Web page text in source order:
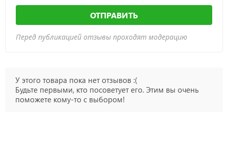
ОТПРАВИТЬ
Перед публикацией отзывы проходят модерацию
У этого товара пока нет отзывов :(
Будьте первыми, кто посоветует его. Этим вы очень
поможете кому-то с выбором!